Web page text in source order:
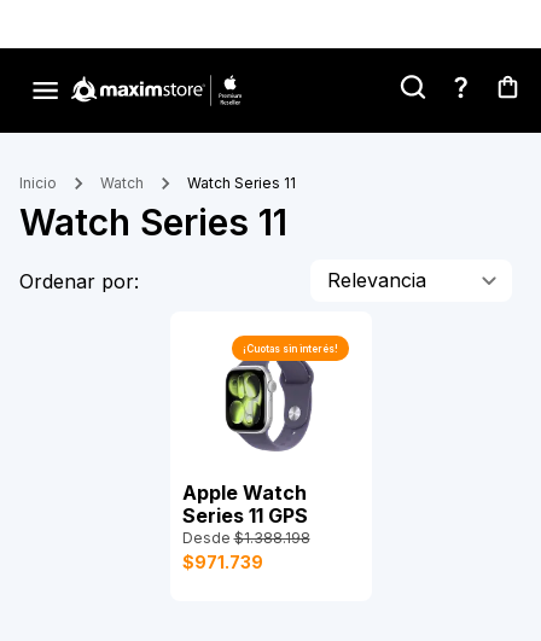
Inicio Watch Watch Series 11
Watch Series 11
Ordenar por: Relevancia
¡Cuotas sin interés!
Apple Watch
Series 11 GPS
Desde $1.388.198
$971.739